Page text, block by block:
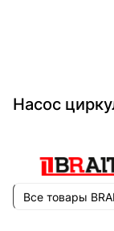
Насос
Все товары